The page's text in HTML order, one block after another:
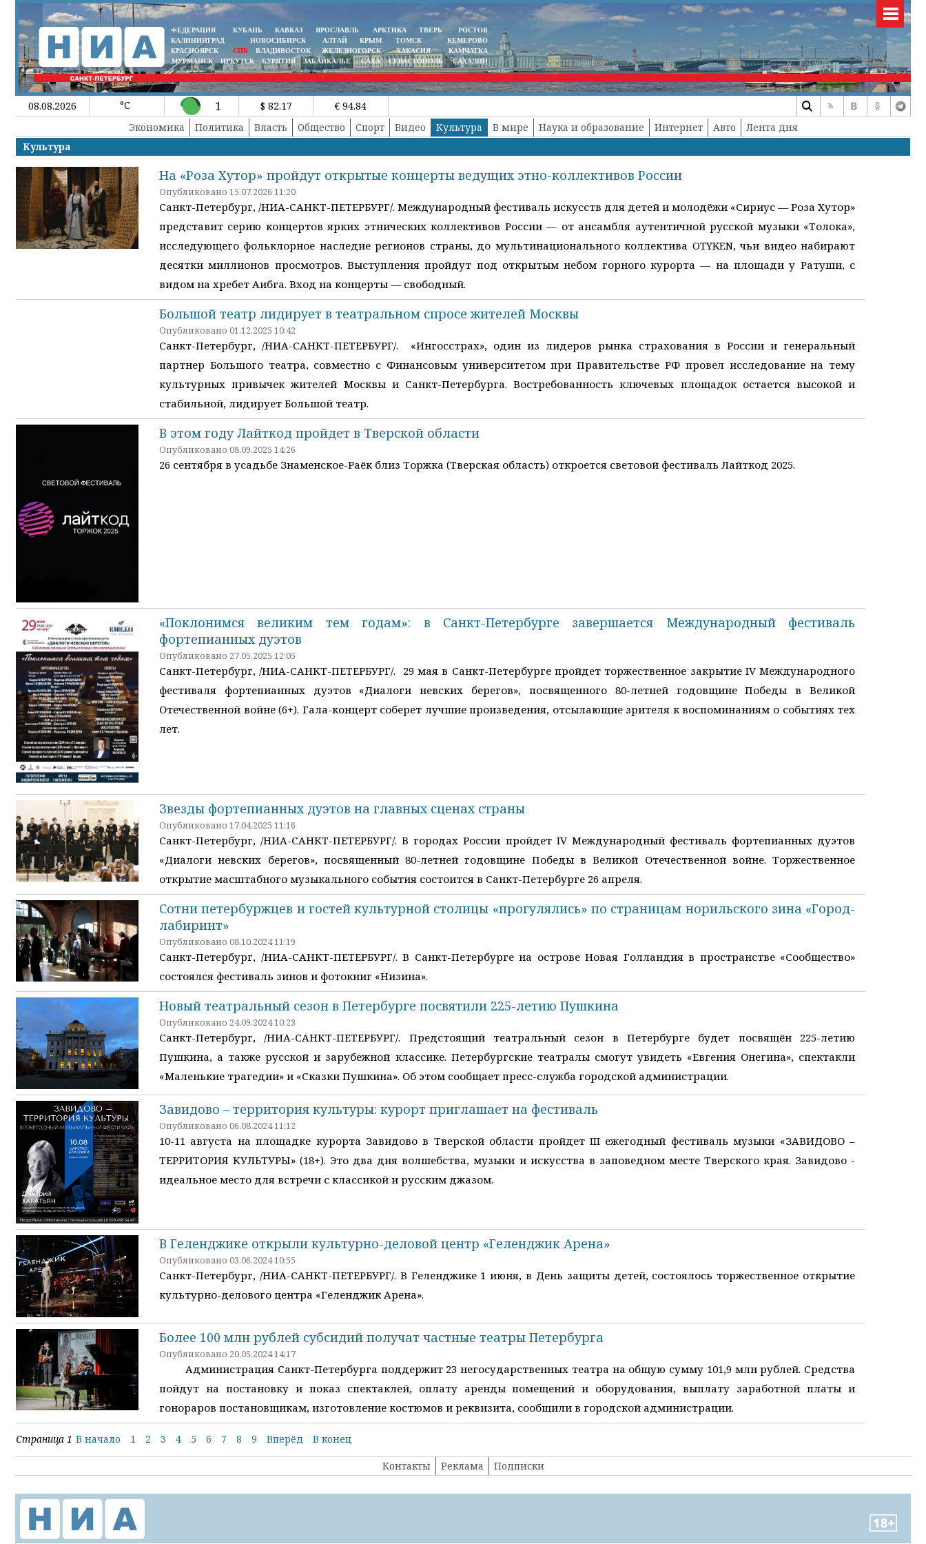
ФЕДЕРАЦИЯ КУБАНЬ КАВКАЗ ЯРОСЛАВЛЬ АРКТИКА ТВЕРЬ
РОСТОВ
КАЛИНИНГРАД
НОВОСИБИРСК АЛТАЙ КРЫМ ТОМСК
КЕМЕРОВО
КРАСНОЯРСК
СПБ ВЛАДИВОСТОК ЖЕЛЕЗНОГОРСК ХАКАСИЯ
КАМЧАТКА
МУРМАНСК
ИРКУТСК БУРЯТИЯ ЗАБАЙКАЛЬЕ САХА СЕВАСТОПОЛЬ САХАЛИН
08.08.2026 °C 1 $ 82.17
€ 94.84
Экономика
Политика Власть Общество Спорт Видео Культура В мире Наука и образование Интернет Авто
Лента дня
Культура
На «Роза Хутор» пройдут открытые концерты ведущих этно-коллективов России
Опубликовано 15.07.2026 11:20
Санкт-Петербург, /НИА-САНКТ-ПЕТЕРБУРГ/. Международный фестиваль искусств для детей и молодёжи «Сириус — Роза Хутор»
представит серию концертов ярких этнических коллективов России — от ансамбля аутентичной русской музыки «Толока»,
исследующего фольклорное наследие регионов страны, до мультинационального коллектива OTYKEN, чьи видео набирают
десятки миллионов просмотров. Выступления пройдут под открытым небом горного курорта — на площади у Ратуши, с
видом на хребет Аибга. Вход на концерты — свободный.
Большой театр лидирует в театральном спросе жителей Москвы
Опубликовано 01.12.2025 10:42
Санкт-Петербург, /НИА-САНКТ-ПЕТЕРБУРГ/. «Ингосстрах», один из лидеров рынка страхования в России и генеральный
партнер Большого театра, совместно с Финансовым университетом при Правительстве РФ провел исследование на тему
культурных привычек жителей Москвы и Санкт-Петербурга. Востребованность ключевых площадок остается высокой и
стабильной, лидирует Большой театр.
В этом году Лайткод пройдет в Тверской области
Опубликовано 08.09.2025 14:26
26 сентября в усадьбе Знаменское-Раёк близ Торжка (Тверская область) откроется световой фестиваль Лайткод 2025.
«Поклонимся великим тем годам»: в Санкт-Петербурге завершается Международный фестиваль
фортепианных дуэтов
Опубликовано 27.05.2025 12:05
Санкт-Петербург, /НИА-САНКТ-ПЕТЕРБУРГ/. 29 мая в Санкт-Петербурге пройдет торжественное закрытие IV Международного
фестиваля фортепианных дуэтов «Диалоги невских берегов», посвященного 80-летней годовщине Победы в Великой
Отечественной войне (6+). Гала-концерт соберет лучшие произведения, отсылающие зрителя к воспоминаниям о событиях тех
лет.
Звезды фортепианных дуэтов на главных сценах страны
Опубликовано 17.04.2025 11:16
Санкт-Петербург, /НИА-САНКТ-ПЕТЕРБУРГ/. В городах России пройдет IV Международный фестиваль фортепианных дуэтов
«Диалоги невских берегов», посвященный 80-летней годовщине Победы в Великой Отечественной войне. Торжественное
открытие масштабного музыкального события состоится в Санкт-Петербурге 26 апреля.
Сотни петербуржцев и гостей культурной столицы «прогулялись» по страницам норильского зина «Город-
лабиринт»
Опубликовано 08.10.2024 11:19
Санкт-Петербург, /НИА-САНКТ-ПЕТЕРБУРГ/. В Санкт-Петербурге на острове Новая Голландия в пространстве «Сообщество»
состоялся фестиваль зинов и фотокниг «Низина».
Новый театральный сезон в Петербурге посвятили 225-летию Пушкина
Опубликовано 24.09.2024 10:23
Санкт-Петербург, /НИА-САНКТ-ПЕТЕРБУРГ/. Предстоящий театральный сезон в Петербурге будет посвящён 225-летию
Пушкина, а также русской и зарубежной классике. Петербургские театралы смогут увидеть «Евгения Онегина», спектакли
«Маленькие трагедии» и «Сказки Пушкина». Об этом сообщает пресс-служба городской администрации.
Завидово – территория культуры: курорт приглашает на фестиваль
Опубликовано 06.08.2024 11:12
10-11 августа на площадке курорта Завидово в Тверской области пройдет III ежегодный фестиваль музыки «ЗАВИДОВО –
ТЕРРИТОРИЯ КУЛЬТУРЫ» (18+). Это два дня волшебства, музыки и искусства в заповедном месте Тверского края. Завидово -
идеальное место для встречи с классикой и русским джазом.
В Геленджике открыли культурно-деловой центр «Геленджик Арена»
Опубликовано 03.06.2024 10:55
Санкт-Петербург, /НИА-САНКТ-ПЕТЕРБУРГ/. В Геленджике 1 июня, в День защиты детей, состоялось торжественное открытие
культурно-делового центра «Геленджик Арена».
Более 100 млн рублей субсидий получат частные театры Петербурга
Опубликовано 20.05.2024 14:17
Администрация Санкт-Петербурга поддержит 23 негосударственных театра на общую сумму 101,9 млн рублей. Средства
пойдут на постановку и показ спектаклей, оплату аренды помещений и оборудования, выплату заработной платы и
гонораров постановщикам, изготовление костюмов и реквизита, сообщили в городской администрации.
Страница 1 В начало 1 2 3 4 5 6 7 8 9 Вперёд В конец
Контакты Реклама Подписки